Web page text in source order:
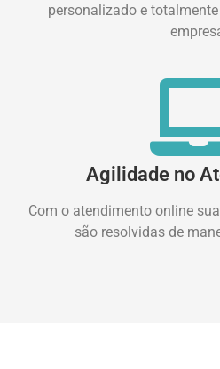
personalizado e
Agilidade no
Com o atendimento online
são resolvidas de